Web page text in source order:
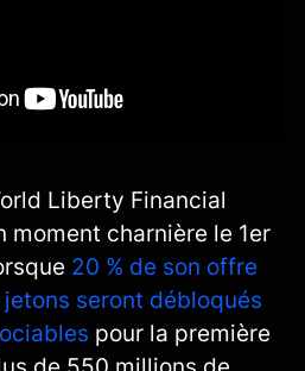
Liberty Financial
moment charnière le 1er
20 % de son offre
seront débloqués
pour la première